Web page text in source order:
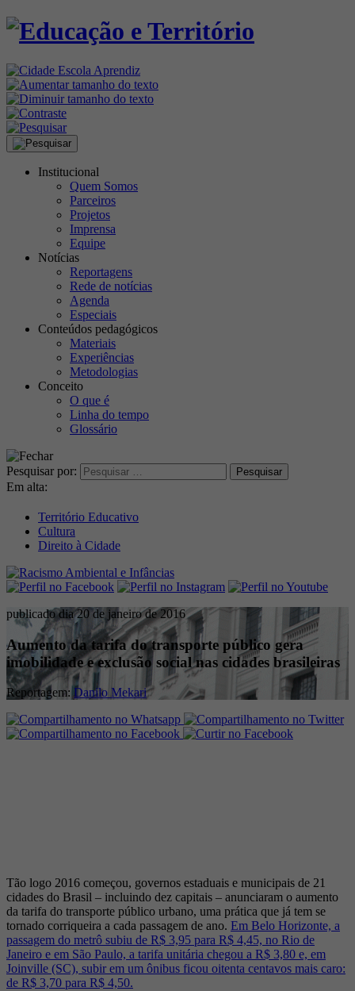
Institucional
Quem Somos
Parceiros
Projetos
Imprensa
Equipe
Notícias
Reportagens
Rede de notícias
Agenda
Especiais
Conteúdos pedagógicos
Materiais
Experiências
Metodologias
Conceito
O que é
Linha do tempo
Glossário
Pesquisar por:
Em alta:
Território Educativo
Cultura
Direito à Cidade
publicado dia 20 de janeiro de 2016
Aumento da tarifa do transporte público gera
imobilidade e exclusão social nas cidades brasileiras
Reportagem: Danilo Mekari
Tão logo 2016 começou, governos estaduais e municipais de 21
cidades do Brasil – incluindo dez capitais – anunciaram o aumento
da tarifa do transporte público urbano, uma prática que já tem se
tornado corriqueira a cada passagem de ano. Em Belo Horizonte, a
passagem do metrô subiu de R$ 3,95 para R$ 4,45, no Rio de
Janeiro e em São Paulo, a tarifa unitária chegou a R$ 3,80 e, em
Joinville (SC), subir em um ônibus ficou oitenta centavos mais caro:
de R$ 3,70 para R$ 4,50.